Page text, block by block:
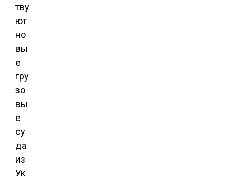
тву
ют
но
вы
е
гру
зо
вы
е
су
да
из
Ук